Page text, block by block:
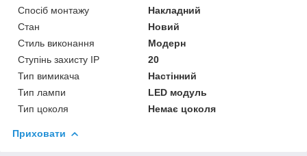
Спосіб монтажу
Накладний
Стан
Новий
Стиль виконання
Модерн
Ступінь захисту IP
20
Тип вимикача
Настінний
Тип лампи
LED модуль
Тип цоколя
Немає цоколя
Приховати